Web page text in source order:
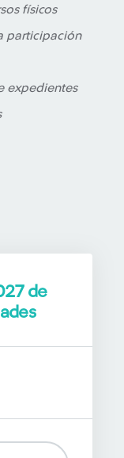
físicos
participación
expedientes
de